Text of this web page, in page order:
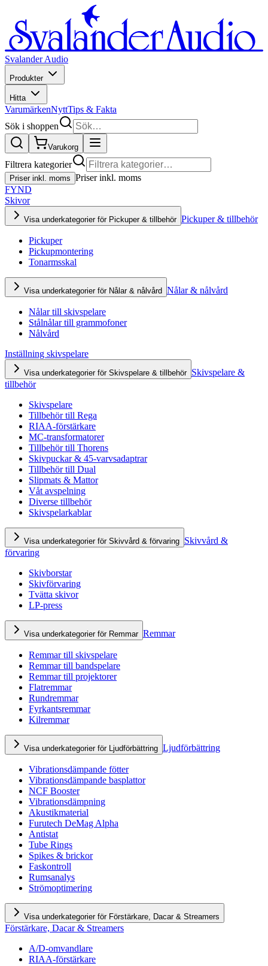
Svalander Audio
Produkter
Hitta
VarumärkenNyttTips & Fakta
Sök i shoppen
Varukorg
Filtrera kategorier
Priser inkl. moms Priser inkl. moms
FYND
Skivor
Visa underkategorier för Pickuper & tillbehör Pickuper & tillbehör
Pickuper
Pickupmontering
Tonarmsskal
Visa underkategorier för Nålar & nålvård Nålar & nålvård
Nålar till skivspelare
Stålnålar till grammofoner
Nålvård
Inställning skivspelare
Visa underkategorier för Skivspelare & tillbehör Skivspelare &
tillbehör
Skivspelare
Tillbehör till Rega
RIAA-förstärkare
MC-transformatorer
Tillbehör till Thorens
Skivpuckar & 45-varvsadaptrar
Tillbehör till Dual
Slipmats & Mattor
Våt avspelning
Diverse tillbehör
Skivspelarkablar
Visa underkategorier för Skivvård & förvaring Skivvård &
förvaring
Skivborstar
Skivförvaring
Tvätta skivor
LP-press
Visa underkategorier för Remmar Remmar
Remmar till skivspelare
Remmar till bandspelare
Remmar till projektorer
Flatremmar
Rundremmar
Fyrkantsremmar
Kilremmar
Visa underkategorier för Ljudförbättring Ljudförbättring
Vibrationsdämpande fötter
Vibrationsdämpande basplattor
NCF Booster
Vibrationsdämpning
Akustikmaterial
Furutech DeMag Alpha
Antistat
Tube Rings
Spikes & brickor
Faskontroll
Rumsanalys
Strömoptimering
Visa underkategorier för Förstärkare, Dacar & Streamers
Förstärkare, Dacar & Streamers
A/D-omvandlare
RIAA-förstärkare